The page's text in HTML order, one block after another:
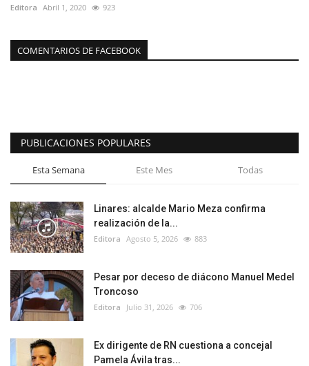
Editora Abril 1, 2020 923
COMENTARIOS DE FACEBOOK
PUBLICACIONES POPULARES
Esta Semana Este Mes Todas
Linares: alcalde Mario Meza confirma
realización de la...
Editora Agosto 5, 2026 883
Pesar por deceso de diácono Manuel Medel
Troncoso
Editora Julio 31, 2026 706
Ex dirigente de RN cuestiona a concejal
Pamela Ávila tras...